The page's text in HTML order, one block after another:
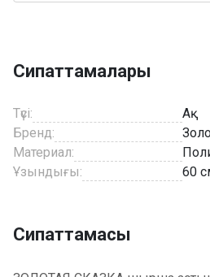
Сипаттамалары
Түсі:
Ақ
Бренд:
Материал:
Ұзындығы:
60
Сипаттамасы